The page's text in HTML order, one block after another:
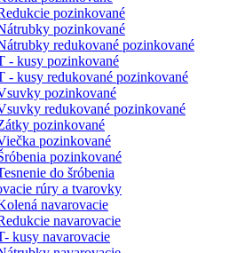
pozinkované
pozinkované
redukované pozinkované
- kusy pozinkované
- kusy redukované pozinkované
pozinkované
redukované pozinkované
pozinkované
pozinkované
pozinkované
do šróbenia
rúry a tvarovky
navarovacie
navarovacie
kusy navarovacie